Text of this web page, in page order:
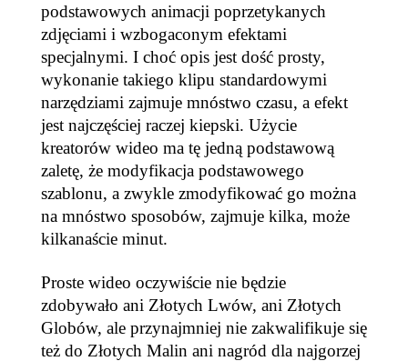
podstawowych animacji poprzetykanych
zdjęciami i wzbogaconym efektami
specjalnymi. I choć opis jest dość prosty,
wykonanie takiego klipu standardowymi
narzędziami zajmuje mnóstwo czasu, a efekt
jest najczęściej raczej kiepski. Użycie
kreatorów wideo ma tę jedną podstawową
zaletę, że modyfikacja podstawowego
szablonu, a zwykle zmodyfikować go można
na mnóstwo sposobów, zajmuje kilka, może
kilkanaście minut.
Proste wideo oczywiście nie będzie
zdobywało ani Złotych Lwów, ani Złotych
Globów, ale przynajmniej nie zakwalifikuje się
też do Złotych Malin ani nagród dla najgorzej